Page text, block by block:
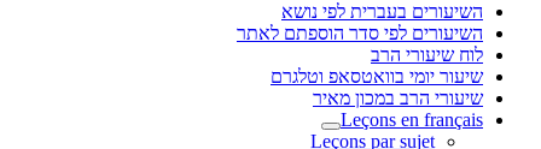
השיעורים בעברית לפי נושא
השיעורים לפי סדר הוספתם לאתר
לוח שיעורי הרב
שיעור יומי בוואטסאפ וטלגרם
שיעורי הרב במכון מאיר
Leçons en français
Leçons par sujet